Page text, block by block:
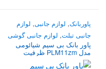
پاوربانک, لوازم جانبی, لوازم
جانبی تبلت, لوازم جانبی گوشی
پاور بانک بی سیم شیائومی
مدل PLM11zm ظرفیت
10000 میلی آمپر ساعت